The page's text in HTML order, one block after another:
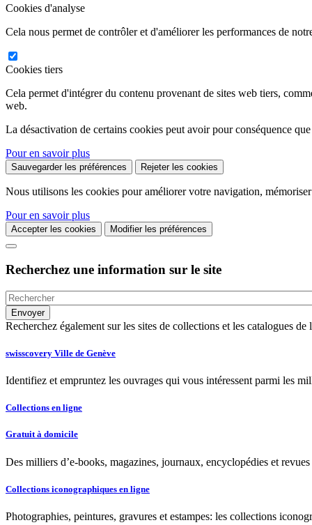
Cookies d'analyse
Cela nous permet de contrôler et d'améliorer les performances de
Cookies tiers
Cela permet d'intégrer du contenu provenant de sites web tiers,
web.
La désactivation de certains cookies peut avoir pour conséquence
Pour en savoir plus
Sauvegarder les préférences Rejeter les cookies
Nous utilisons les cookies pour améliorer votre navigation,
Pour en savoir plus
Accepter les cookies Modifier les préférences
Recherchez une information sur le site
Recherchez également sur les sites de collections et les catalogues
swisscovery Ville de Genève
Identifiez et empruntez les ouvrages qui vous intéressent parmi les
Collections en ligne
Gratuit à domicile
Des milliers d’e-books, magazines, journaux, encyclopédies et
Collections iconographiques en ligne
Photographies, peintures, gravures et estampes: les collections